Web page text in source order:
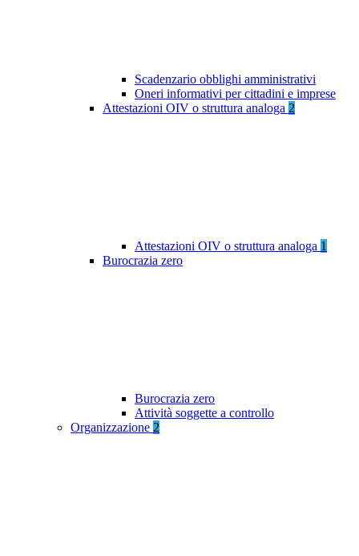
Scadenzario obblighi amministrativi
Oneri informativi per cittadini e imprese
Attestazioni OIV o struttura analoga 2
Attestazioni OIV o struttura analoga 1
Burocrazia zero
Burocrazia zero
Attività soggette a controllo
Organizzazione 2